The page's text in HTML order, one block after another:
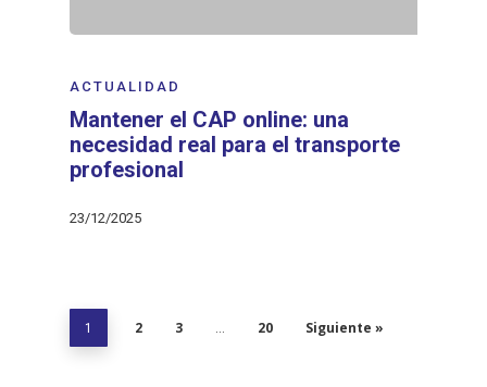
ACTUALIDAD
Mantener el CAP online: una
necesidad real para el transporte
profesional
23/12/2025
1 2 3 … 20 Siguiente »